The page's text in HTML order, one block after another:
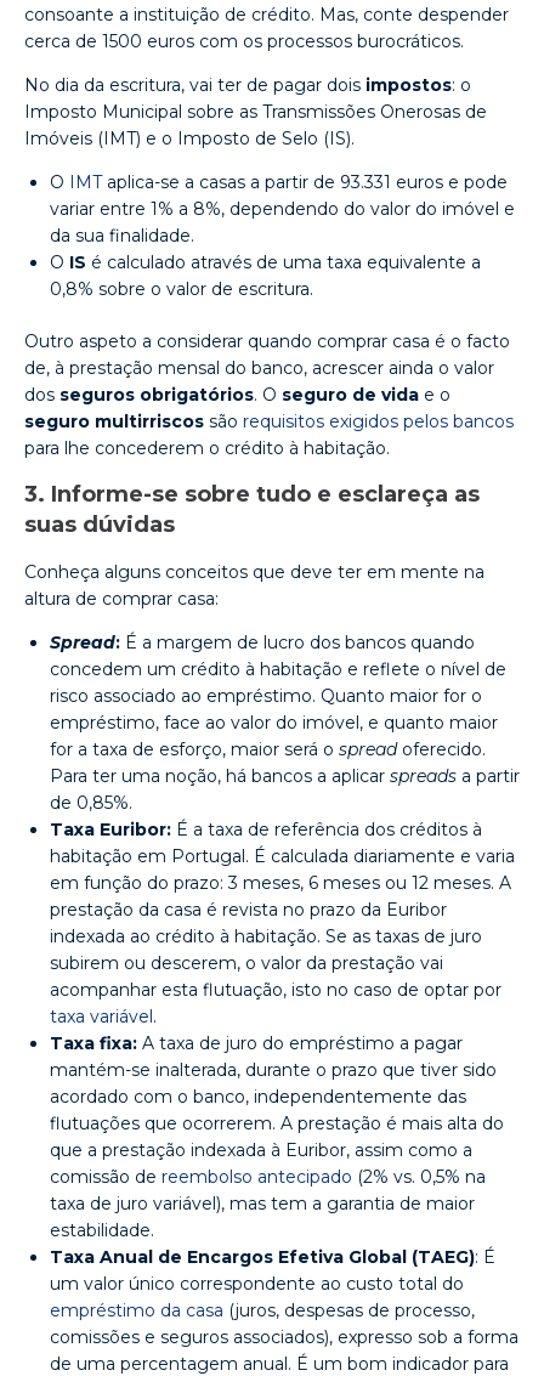
consoante a instituição de crédito. Mas, conte despender
cerca de 1500 euros com os processos burocráticos.
No dia da escritura, vai ter de pagar dois impostos: o
Imposto Municipal sobre as Transmissões Onerosas de
Imóveis (IMT) e o Imposto de Selo (IS).
O IMTaplica-se a casas a partir de 93.331 euros e pode
variar entre 1% a 8%, dependendo do valor do imóvel e
da sua finalidade.
O IS é calculado através de uma taxa equivalente a
0,8% sobre o valor de escritura.
Outro aspeto a considerar quando comprar casa é o facto
de, à prestação mensal do banco, acrescer ainda o valor
dos seguros obrigatórios. O seguro de vida e o
seguro multirriscos são requisitos exigidos pelos bancos
para lhe concederem o crédito à habitação.
3. Informe-se sobre tudo e esclareça as
suas dúvidas
Conheça alguns conceitos que deve ter em mente na
altura de comprar casa:
Spread: É a margem de lucro dos bancos quando
concedem um crédito à habitação e reflete o nível de
risco associado ao empréstimo. Quanto maior for o
empréstimo, face ao valor do imóvel, e quanto maior
for a taxa de esforço, maior será o spreadoferecido.
Para ter uma noção, há bancos a aplicar spreads a partir
de 0,85%.
Taxa Euribor: É a taxa de referência dos créditos à
habitação em Portugal. É calculada diariamente e varia
em função do prazo: 3 meses, 6 meses ou 12 meses. A
prestação da casa é revista no prazo da Euribor
indexada ao crédito à habitação. Se as taxas de juro
subirem ou descerem, o valor da prestação vai
acompanhar esta flutuação, isto no caso de optar por
taxa variável.
Taxa fixa: A taxa de juro do empréstimo a pagar
mantém-se inalterada, durante o prazo que tiver sido
acordado com o banco, independentemente das
flutuações que ocorrerem. A prestação é mais alta do
que a prestação indexada à Euribor, assim como a
comissão de reembolso antecipado (2% vs. 0,5% na
taxa de juro variável), mas tem a garantia de maior
estabilidade.
Taxa Anual de Encargos Efetiva Global (TAEG): É
um valor único correspondente ao custo total do
empréstimo da casa (juros, despesas de processo,
comissões e seguros associados), expresso sob a forma
de uma percentagem anual. É um bom indicador para